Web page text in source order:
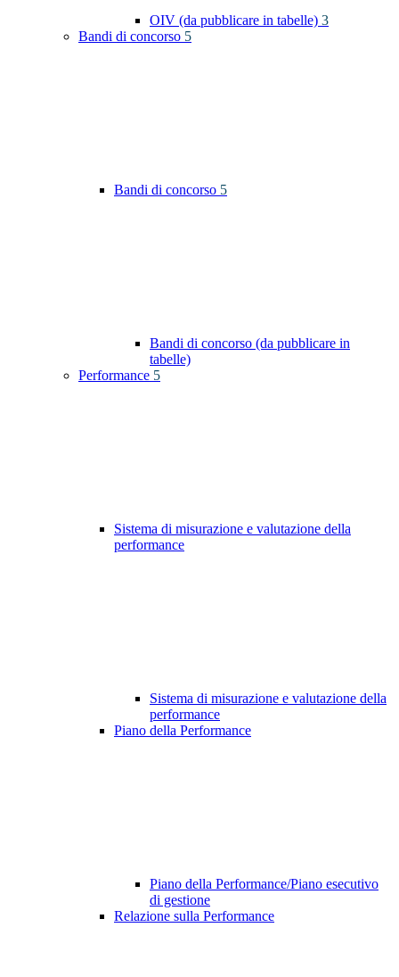
OIV (da pubblicare in tabelle) 3
Bandi di concorso 5
Bandi di concorso 5
Bandi di concorso (da pubblicare in
tabelle)
Performance 5
Sistema di misurazione e valutazione della
performance
Sistema di misurazione e valutazione della
performance
Piano della Performance
Piano della Performance/Piano esecutivo
di gestione
Relazione sulla Performance